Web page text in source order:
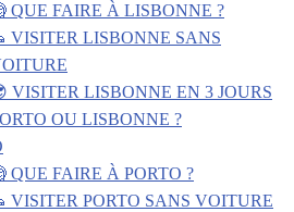
QUE FAIRE À LISBONNE ?
VISITER LISBONNE SANS
VISITER LISBONNE EN 3 JOURS
OU LISBONNE ?
QUE FAIRE À PORTO ?
VISITER PORTO SANS VOITURE